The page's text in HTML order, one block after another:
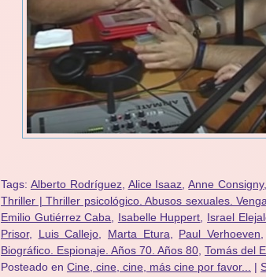
Tags: Alberto Rodríguez, Alice Isaaz ,Anne Consigny
Thriller | Thriller psicológico. Abusos sexuales.
Emilio Gutiérrez Caba
Isabelle Huppert Israel
Prisor, Luis Callejo Marta Etura Paul Verhoeven
Biográfico. Espionaje. Años 70. Años 80 Tomás del
Posteado en Cine, cine, cine, más cine por favor... |